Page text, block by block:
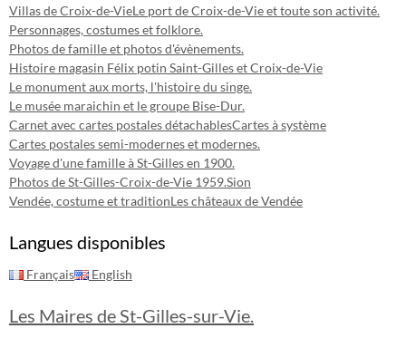
Villas de Croix-de-VieLe port de Croix-de-Vie et toute son activité.
Personnages, costumes et folklore.
Photos de famille et photos d'évènements.
Histoire magasin Félix potin Saint-Gilles et Croix-de-Vie
Le monument aux morts, l'histoire du singe.
Le musée maraichin et le groupe Bise-Dur.
Carnet avec cartes postales détachablesCartes à système
Cartes postales semi-modernes et modernes.
Voyage d'une famille à St-Gilles en 1900.
Photos de St-Gilles-Croix-de-Vie 1959.Sion
Vendée, costume et traditionLes châteaux de Vendée
Langues disponibles
Français English
Les Maires de St-Gilles-sur-Vie.